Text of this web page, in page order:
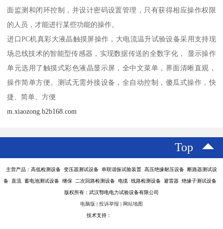
面监测和闭环控制，并设计密码设置管理，只有获得相应操作权限
的人员，才能进行某些功能的操作。
进口PC机真彩大液晶触摸屏操作，大电流温升试验设备采用支持现
场总线技术的智能型传感器，实现数据传送的全数字化， 显示操作
单元选用了触摸式彩色液晶显示屏，全中文菜单，界面清晰直观，
操作简单方便。测试无需外接设备，全自动控制，傻瓜式操作，快
捷、简单、方便
m.xiaozong.b2b168.com
Top
主营产品：高低检测设备 变压器测试设备 串联谐振试验装置 高压绝缘耐压设备 断路器测试设
备 直流 蓄电池测试设备 继保 二次回路检测设备 电缆 线路检测设备 避雷器 绝缘子测试设备
版权所有：武汉鄂电电力试验设备有限公司
电脑版 | 投诉举报 | 网站地图
技术支持：